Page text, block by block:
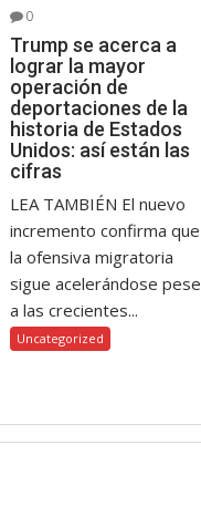
0
Trump se acerca a
lograr la mayor
operación de
deportaciones de la
historia de Estados
Unidos: así están las
cifras
LEA TAMBIÉN El nuevo
incremento confirma que
la ofensiva migratoria
sigue acelerándose pese
a las crecientes...
Uncategorized